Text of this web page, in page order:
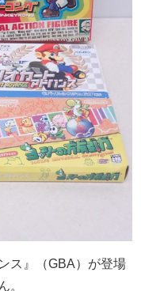
ス』（GBA）が登場
。